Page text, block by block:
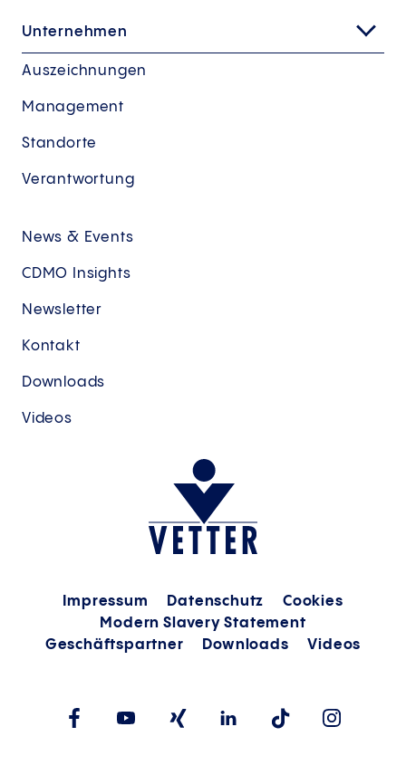
Unternehmen
Auszeichnungen
Management
Standorte
Verantwortung
News & Events
CDMO Insights
Newsletter
Kontakt
Downloads
Videos
Impressum Datenschutz
Cookies
Modern Slavery Statement
Geschäftspartner
Downloads Videos